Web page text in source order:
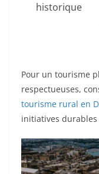
historique
Pour un tourisme
respectueuses,
tourisme rural en
initiatives